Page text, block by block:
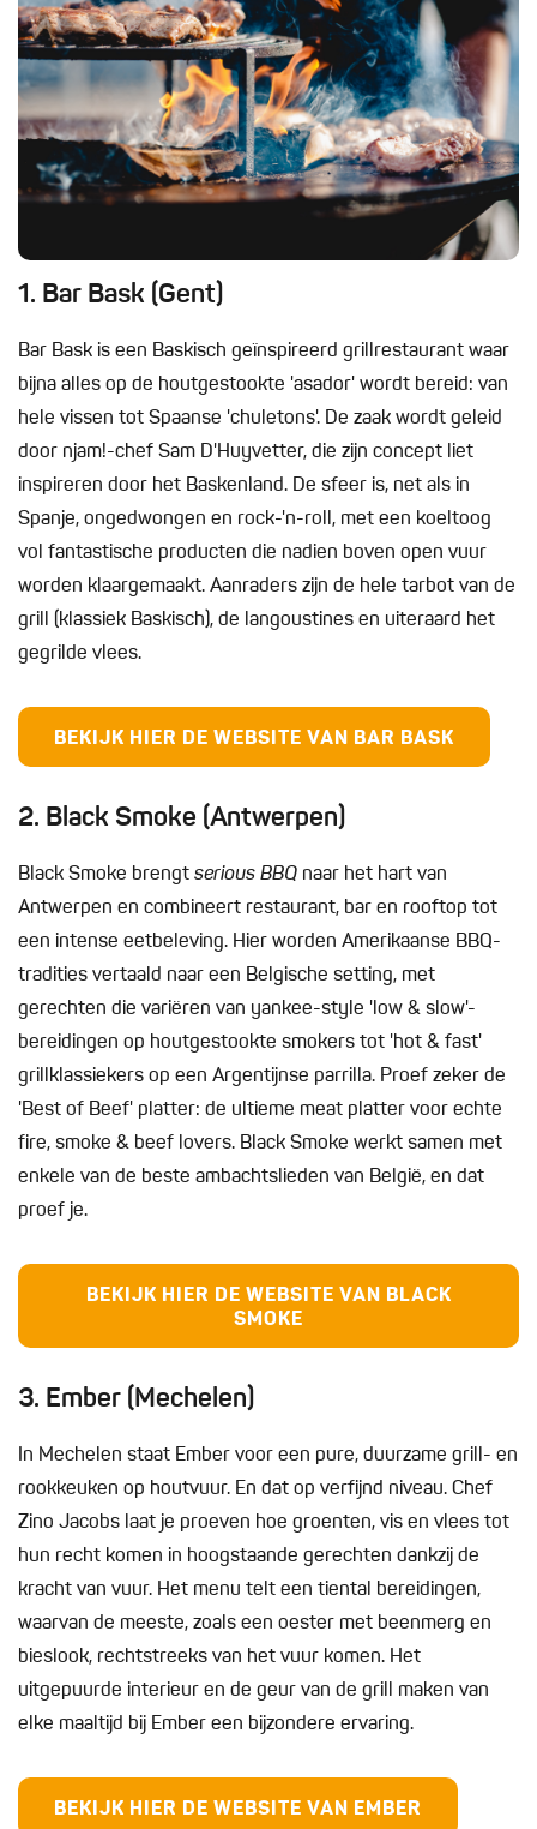
1. Bar Bask (Gent)
Bar Bask is een Baskisch geïnspireerd grillrestaurant waar
bijna alles op de houtgestookte 'asador' wordt bereid: van
hele vissen tot Spaanse 'chuletons'. De zaak wordt geleid
door njam!-chef Sam D'Huyvetter, die zijn concept liet
inspireren door het Baskenland. De sfeer is, net als in
Spanje, ongedwongen en rock-'n-roll, met een koeltoog
vol fantastische producten die nadien boven open vuur
worden klaargemaakt. Aanraders zijn de hele tarbot van de
grill (klassiek Baskisch), de langoustines en uiteraard het
gegrilde vlees.
BEKIJK HIER DE WEBSITE VAN BAR BASK
2. Black Smoke (Antwerpen)
Black Smoke brengt serious BBQ naar het hart van
Antwerpen en combineert restaurant, bar en rooftop tot
een intense eetbeleving. Hier worden Amerikaanse BBQ-
tradities vertaald naar een Belgische setting, met
gerechten die variëren van yankee-style 'low & slow'-
bereidingen op houtgestookte smokers tot 'hot & fast'
grillklassiekers op een Argentijnse parrilla. Proef zeker de
'Best of Beef' platter: de ultieme meat platter voor echte
fire, smoke & beef lovers. Black Smoke werkt samen met
enkele van de beste ambachtslieden van België, en dat
proef je.
BEKIJK HIER DE WEBSITE VAN BLACK
SMOKE
3. Ember (Mechelen)
In Mechelen staat Ember voor een pure, duurzame grill- en
rookkeuken op houtvuur. En dat op verfijnd niveau. Chef
Zino Jacobs laat je proeven hoe groenten, vis en vlees tot
hun recht komen in hoogstaande gerechten dankzij de
kracht van vuur. Het menu telt een tiental bereidingen,
waarvan de meeste, zoals een oester met beenmerg en
bieslook, rechtstreeks van het vuur komen. Het
uitgepuurde interieur en de geur van de grill maken van
elke maaltijd bij Ember een bijzondere ervaring.
BEKIJK HIER DE WEBSITE VAN EMBER